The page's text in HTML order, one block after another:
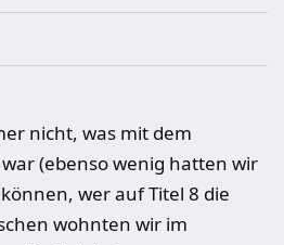
nicht, was mit dem
(ebenso wenig hatten wir
wer auf Titel 8 die
wohnten wir im